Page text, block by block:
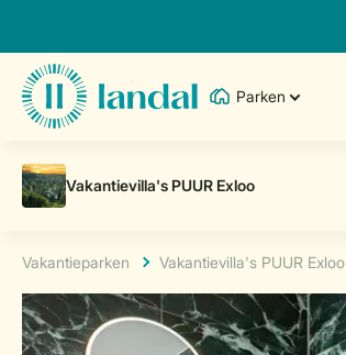
Parken
Vakantieparken Vakantievilla's PUUR Exloo